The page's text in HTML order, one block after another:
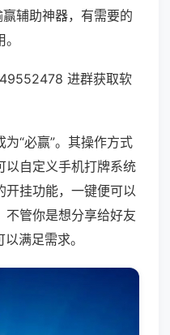
辅助神器，有需要的
进群获取软
“必赢”。其操作方式
以自定义手机打牌系统
开挂功能，一键便可以
不管你是想分享给好友
满足需求。